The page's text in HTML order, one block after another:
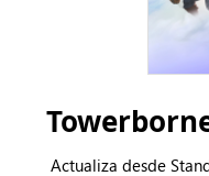
Actualiza desde